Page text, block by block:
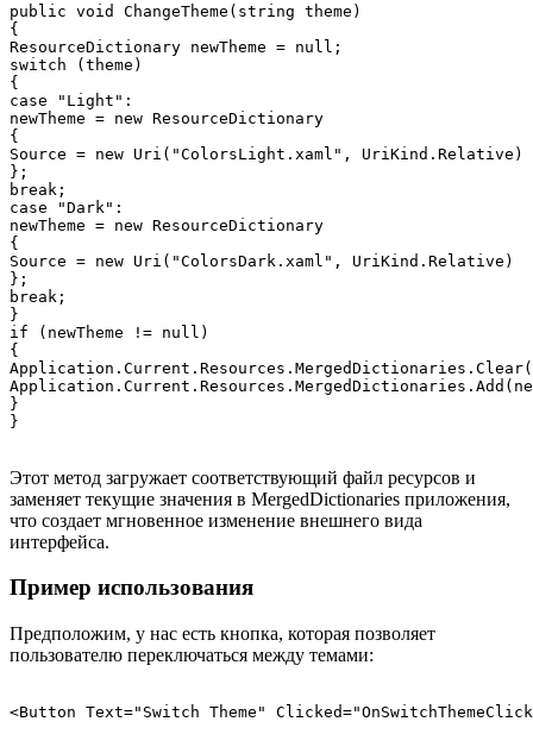
public void ChangeTheme(string theme)
{
ResourceDictionary newTheme = null;
switch (theme)
{
case "Light":
newTheme = new ResourceDictionary
{
Source = new Uri("ColorsLight.xaml", UriKind.Relative)
};
break;
case "Dark":
newTheme = new ResourceDictionary
{
Source = new Uri("ColorsDark.xaml", UriKind.Relative)
};
break;
}
if (newTheme != null)
{
}
Этот метод загружает соответствующий файл ресурсов и
заменяет текущие значения в MergedDictionaries приложения,
что создает мгновенное изменение внешнего вида
интерфейса.
Пример использования
Предположим, у нас есть кнопка, которая позволяет
пользователю переключаться между темами: